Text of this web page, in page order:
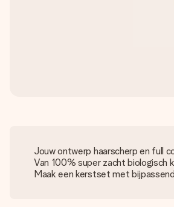
Jouw ontwerp haarscherp en full
Van 100% super zacht biologisch
Maak een kerstset met